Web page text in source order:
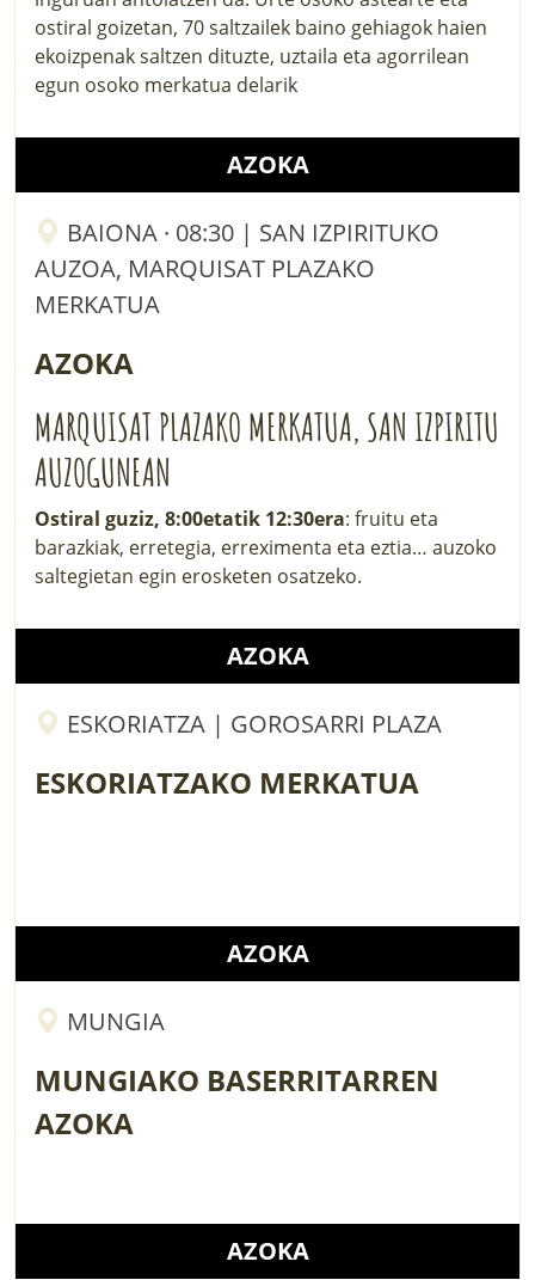
ostiral goizetan, 70 saltzailek baino gehiagok haien
ekoizpenak saltzen dituzte, uztaila eta agorrilean
egun osoko merkatua delarik
AZOKA
BAIONA · 08:30 | SAN IZPIRITUKO
AUZOA, MARQUISAT PLAZAKO
MERKATUA
AZOKA
MARQUISAT PLAZAKO MERKATUA, SAN IZPIRITU
AUZOGUNEAN
Ostiral guziz, 8:00etatik 12:30era: fruitu eta
barazkiak, erretegia, erreximenta eta eztia… auzoko
saltegietan egin erosketen osatzeko.
AZOKA
ESKORIATZA | GOROSARRI PLAZA
ESKORIATZAKO MERKATUA
AZOKA
MUNGIA
MUNGIAKO BASERRITARREN
AZOKA
AZOKA